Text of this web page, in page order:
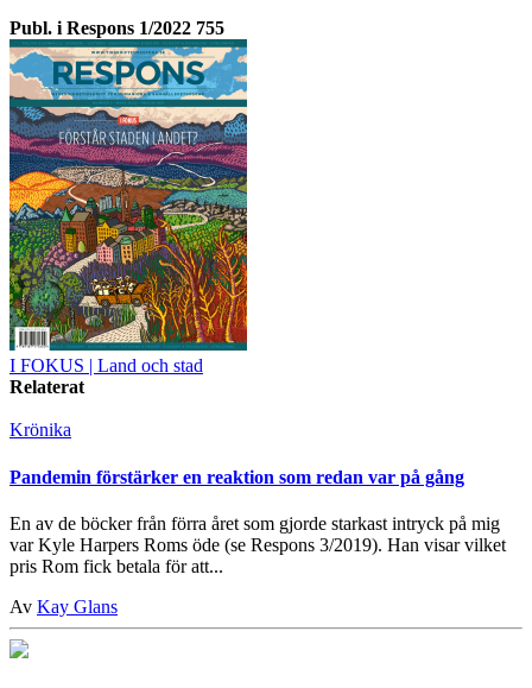
Publ. iRespons 1/2022 755
I FOKUS | Land och stad
Relaterat
Krönika
Pandemin förstärker en reaktion som redan var på gång
En av de böcker från förra året som gjorde starkast intryck på mig
var Kyle Harpers Roms öde (se Respons 3/2019). Han visar vilket
pris Rom fick betala för att...
Av Kay Glans